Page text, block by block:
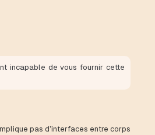
incapable de vous fournir cette
pas d’interfaces entre corps